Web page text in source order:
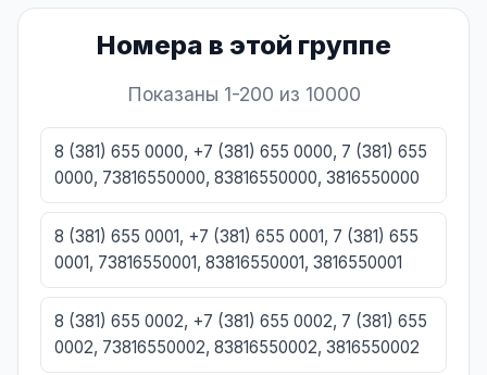
Номера в этой группе
Показаны 1-200 из 10000
8 (381) 655 0000, +7 (381) 655 0000, 7 (381) 655
0000, 73816550000, 83816550000, 3816550000
8 (381) 655 0001, +7 (381) 655 0001, 7 (381) 655
0001, 73816550001, 83816550001, 3816550001
8 (381) 655 0002, +7 (381) 655 0002, 7 (381) 655
0002, 73816550002, 83816550002, 3816550002